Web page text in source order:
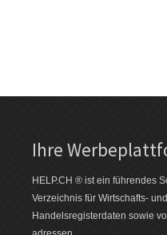
Ihre
HELP.CH ® ist ein führendes
Verzeichnis für Wirtschafts- und
Handelsregisterdaten sowie